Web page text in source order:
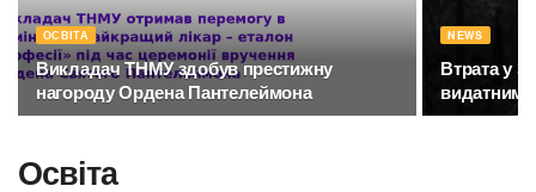
ОСВІТА
Викладач ТНМУ здобув престижну
нагороду Ордена Пантелеймона
NEWS
Втрата у
видатним
Освіта